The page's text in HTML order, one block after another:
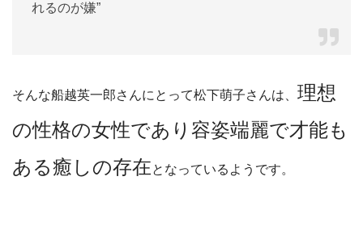
れるのが嫌”
そんな船越英一郎さんにとって松下萌子さんは、 理想
の性格の女性であり容姿端麗で才能も
ある癒しの存在となっているようです。